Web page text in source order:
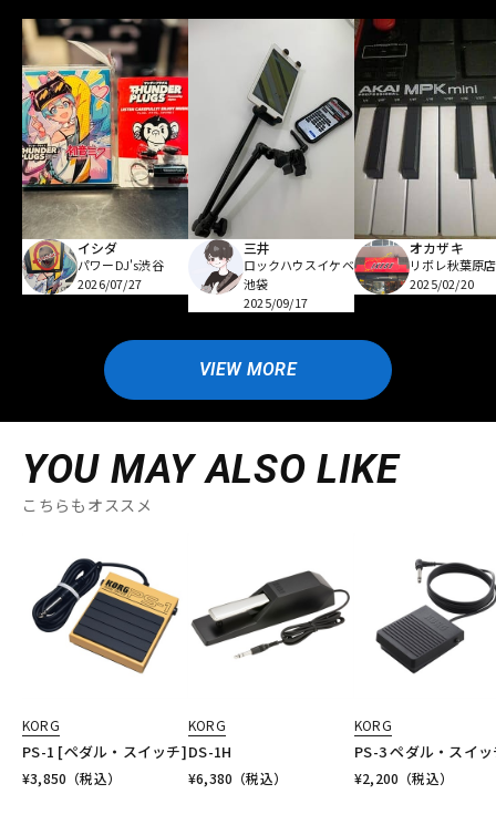
イシダ
パワーDJ's渋谷
2026/07/27
三井
ロックハウスイケベ
池袋
2025/09/17
オカザキ
リボレ秋葉原店
2025/02/20
VIEW MORE
YOU MAY ALSO LIKE
こちらもオススメ
KORG
PS-1 [ペダル・スイッチ]
¥3,850 （税込）
KORG
DS-1H
¥6,380 （税込）
KORG
PS-3 ペダル・スイ
¥2,200 （税込）